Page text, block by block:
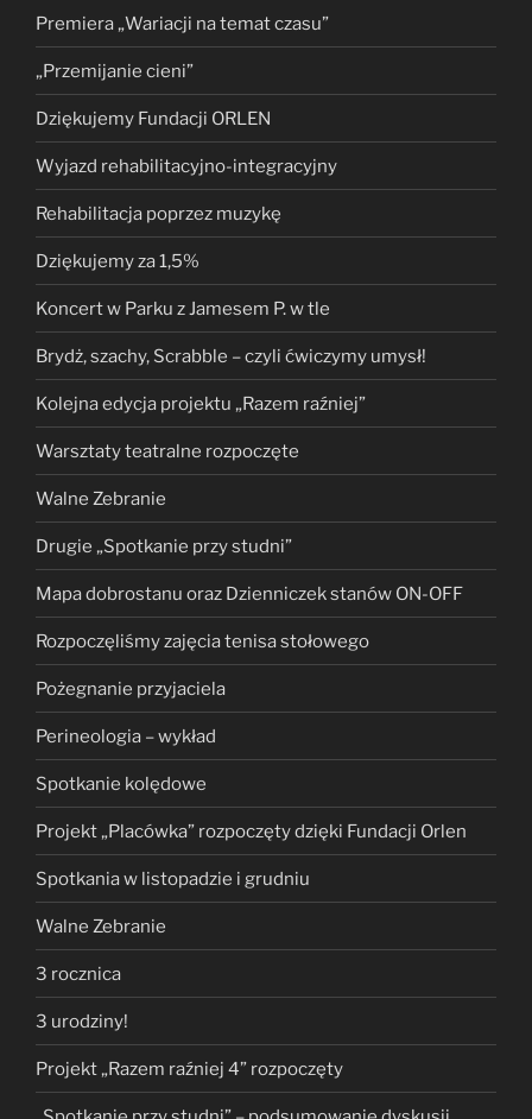
Premiera „Wariacji na temat czasu”
„Przemijanie cieni”
Dziękujemy Fundacji ORLEN
Wyjazd rehabilitacyjno-integracyjny
Rehabilitacja poprzez muzykę
Dziękujemy za 1,5%
Koncert w Parku z Jamesem P. w tle
Brydż, szachy, Scrabble – czyli ćwiczymy umysł!
Kolejna edycja projektu „Razem raźniej”
Warsztaty teatralne rozpoczęte
Walne Zebranie
Drugie „Spotkanie przy studni”
Mapa dobrostanu oraz Dzienniczek stanów ON-OFF
Rozpoczęliśmy zajęcia tenisa stołowego
Pożegnanie przyjaciela
Perineologia – wykład
Spotkanie kolędowe
Projekt „Placówka” rozpoczęty dzięki Fundacji Orlen
Spotkania w listopadzie i grudniu
Walne Zebranie
3 rocznica
3 urodziny!
Projekt „Razem raźniej 4” rozpoczęty